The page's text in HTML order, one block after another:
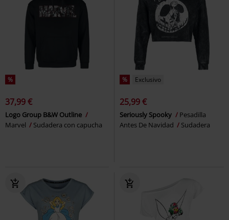
%
37,99 €
Logo Group B&W Outline
Marvel
Sudadera con capucha
% Exclusivo
25,99 €
Seriously Spooky
Pesadilla
Antes De Navidad
Sudadera